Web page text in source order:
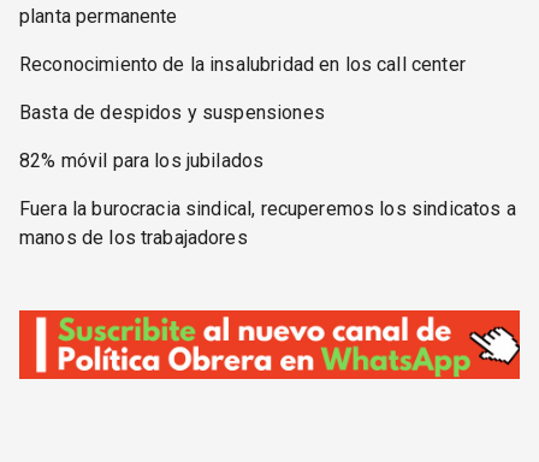
planta permanente
Reconocimiento de la insalubridad en los call center
Basta de despidos y suspensiones
82% móvil para los jubilados
Fuera la burocracia sindical, recuperemos los sindicatos a
manos de los trabajadores